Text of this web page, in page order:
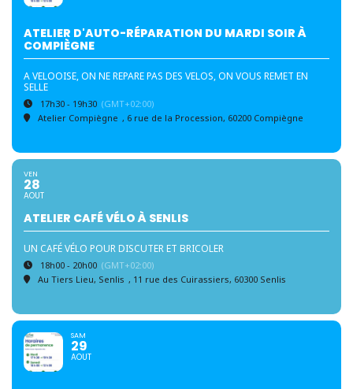
ATELIER D'AUTO-RÉPARATION DU MARDI SOIR À
COMPIÈGNE
A VELOOISE, ON NE REPARE PAS DES VELOS, ON VOUS REMET EN
SELLE
17h30 - 19h30 (GMT+02:00)
Atelier Compiègne , 6 rue de la Procession, 60200 Compiègne
VEN
28
AOUT
ATELIER CAFÉ VÉLO À SENLIS
UN CAFÉ VÉLO POUR DISCUTER ET BRICOLER
18h00 - 20h00 (GMT+02:00)
Au Tiers Lieu, Senlis , 11 rue des Cuirassiers, 60300 Senlis
SAM
29
AOUT